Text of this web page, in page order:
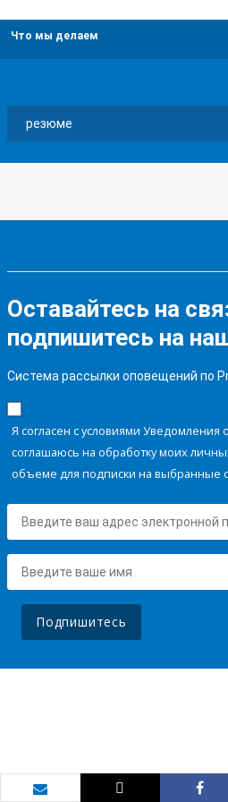
Что мы делаем
Оставайтесь на
подпишитесь на
Система рассылки оповещений по
Я согласен с условиями
соглашаюсь на обработку моих
объеме для подписки на выбранные
Подпишитесь